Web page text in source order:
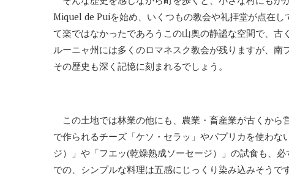
Miquel de Puiを始め、いくつもの教会や礼拝堂が点在
て楽ではなかったであろうこの山奥の静謐な空間で、
ルーニャ州には多くのロマネスク教会が残りますが、南
その歴史も深く記憶に刻まれるでしょう。
この土地では林業の他にも、農業・畜産業が古くから
で作られるチーズ「ケソ・セラッ」やパプリカを使わ
ジ）」や「フエッ(乾燥熟成ソーセージ）」の試食も、
での、シンプルな料理は五感にじっくり染み込みそうです